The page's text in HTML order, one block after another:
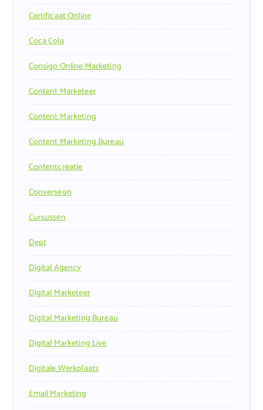
Certificaat Online
Coca Cola
Consigo Online Marketing
Content Marketeer
Content Marketing
Content Marketing Bureau
Contentcreatie
Converseon
Cursussen
Dept
Digital Agency
Digital Marketeer
Digital Marketing Bureau
Digital Marketing Live
Digitale Werkplaats
Email Marketing